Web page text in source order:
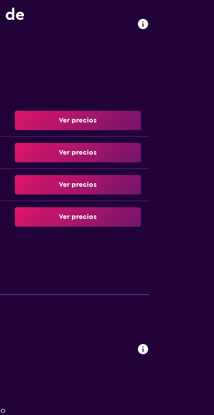
de
Ver precios
Ver precios
Ver precios
Ver precios